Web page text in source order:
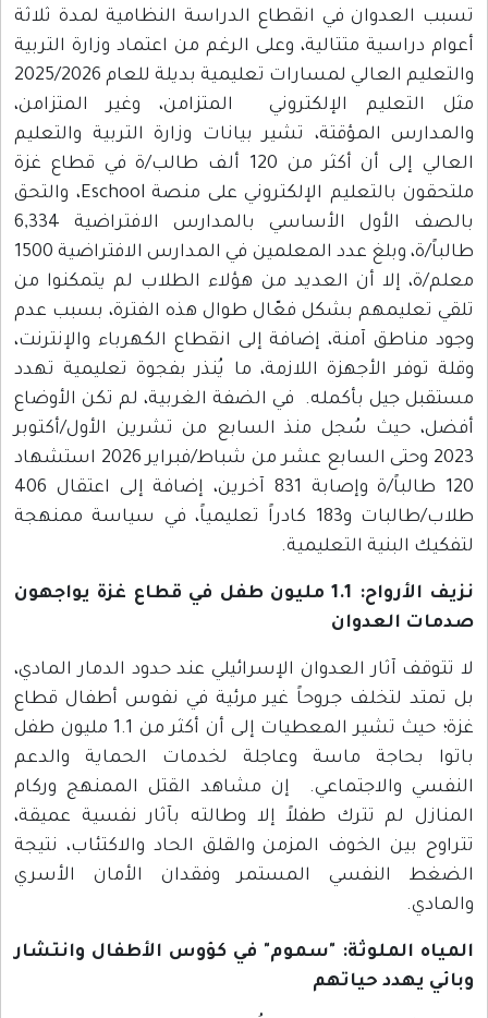
تسبب العدوان في انقطاع الدراسة النظامية لمدة ثلاثة
أعوام دراسية متتالية، وعلى الرغم من اعتماد وزارة التربية
والتعليم العالي لمسارات تعليمية بديلة للعام 2025/2026
مثل التعليم الإلكتروني المتزامن، وغير المتزامن،
والمدارس المؤقتة، تشير بيانات وزارة التربية والتعليم
العالي إلى أن أكثر من 120 ألف طالب/ة في قطاع غزة
ملتحقون بالتعليم الإلكتروني على منصة Eschool، والتحق
بالصف الأول الأساسي بالمدارس الافتراضية 6,334
طالباً/ة، وبلغ عدد المعلمين في المدارس الافتراضية 1500
معلم/ة، إلا أن العديد من هؤلاء الطلاب لم يتمكنوا من
تلقي تعليمهم بشكل فعّال طوال هذه الفترة، بسبب عدم
وجود مناطق آمنة، إضافة إلى انقطاع الكهرباء والإنترنت،
وقلة توفر الأجهزة اللازمة، ما يُنذر بفجوة تعليمية تهدد
مستقبل جيل بأكمله. في الضفة الغربية، لم تكن الأوضاع
أفضل، حيث سُجل منذ السابع من تشرين الأول/أكتوبر
2023 وحتى السابع عشر من شباط/فبراير 2026 استشهاد
120 طالباً/ة وإصابة 831 آخرين، إضافة إلى اعتقال 406
طلاب/طالبات و183 كادراً تعليمياً، في سياسة ممنهجة
لتفكيك البنية التعليمية.
نزيف الأرواح: 1.1 مليون طفل في قطاع غزة يواجهون
صدمات العدوان
لا تتوقف آثار العدوان الإسرائيلي عند حدود الدمار المادي،
بل تمتد لتخلف جروحاً غير مرئية في نفوس أطفال قطاع
غزة؛ حيث تشير المعطيات إلى أن أكثر من 1.1 مليون طفل
باتوا بحاجة ماسة وعاجلة لخدمات الحماية والدعم
النفسي والاجتماعي. إن مشاهد القتل الممنهج وركام
المنازل لم تترك طفلاً إلا وطالته بآثار نفسية عميقة،
تتراوح بين الخوف المزمن والقلق الحاد والاكتئاب، نتيجة
الضغط النفسي المستمر وفقدان الأمان الأسري
والمادي.
المياه الملوثة: "سموم" في كؤوس الأطفال وانتشار
وبائي يهدد حياتهم